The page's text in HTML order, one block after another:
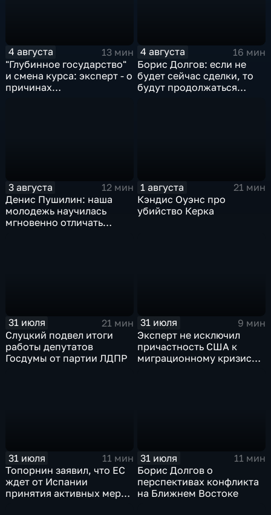
4 августа
13 мин
"Глубинное государство"
и смена курса: эксперт - о
причинах
4 августа
16 мин
Борис Долгов: если не
будет сейчас сделки, то
будут продолжаться
3 августа
12 мин
Денис Пушилин: наша
молодежь научилась
мгновенно отличать
1 августа
21 мин
Кэндис Оуэнс про
убийство Керка
31 июля
21 мин
Слуцкий подвел итоги
работы депутатов
Госдумы от партии ЛДПР
31 июля
9 мин
Эксперт не исключил
причастность США к
миграционному кризису в
31 июля
11 мин
Топорнин заявил, что ЕС
ждет от Испании
принятия активных мер
31 июля
11 мин
Борис Долгов о
перспективах конфликта
на Ближнем Востоке